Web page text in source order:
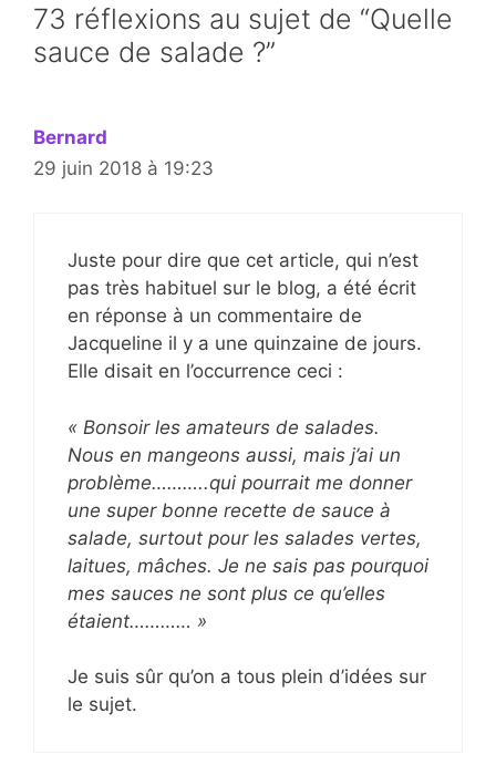
73 réflexions au sujet de “Quelle
sauce de salade ?”
Bernard
29 juin 2018 à 19:23
Juste pour dire que cet article, qui n’est
pas très habituel sur le blog, a été écrit
en réponse à un commentaire de
Jacqueline il y a une quinzaine de jours.
Elle disait en l’occurrence ceci :
« Bonsoir les amateurs de salades.
Nous en mangeons aussi, mais j’ai un
problème………..qui pourrait me donner
une super bonne recette de sauce à
salade, surtout pour les salades vertes,
laitues, mâches. Je ne sais pas pourquoi
mes sauces ne sont plus ce qu’elles
étaient………… »
Je suis sûr qu’on a tous plein d’idées sur
le sujet.